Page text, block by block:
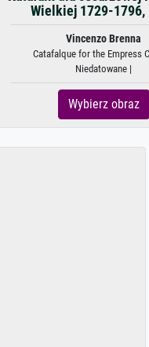
Wielkiej 1729-1796,
Vincenzo Brenna
Catafalque for the Empress
Niedatowane |
Wybierz obraz